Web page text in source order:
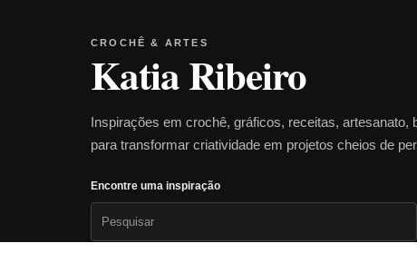
CROCHÊ & ARTES
Katia Ribeiro
Inspirações em crochê, gráficos, receitas, artesanato,
para transformar criatividade em projetos cheios de
Encontre uma inspiração